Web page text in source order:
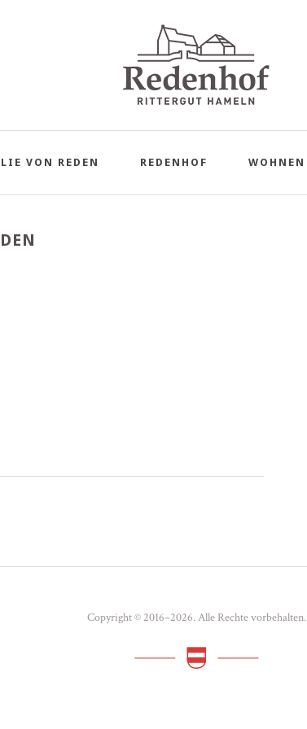
VON REDEN REDENHOF WOHNEN
Copyright © 2016–2026. Alle Rechte vorbehalten.